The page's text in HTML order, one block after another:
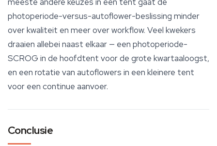
meeste andere keuzes in een tent gaat de
photoperiode-versus-autoflower-beslissing minder
over kwaliteit en meer over workflow. Veel kwekers
draaien allebei naast elkaar — een photoperiode-
SCROG in de hoofdtent voor de grote kwartaaloogst,
en een rotatie van autoflowers in een kleinere tent
voor een continue aanvoer.
Conclusie